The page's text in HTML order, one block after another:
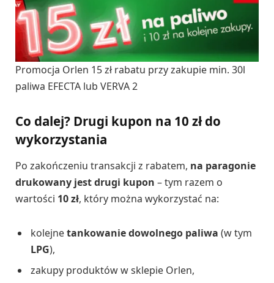
Promocja Orlen 15 zł rabatu przy zakupie min. 30l
paliwa EFECTA lub VERVA 2
Co dalej? Drugi kupon na 10 zł do
wykorzystania
Po zakończeniu transakcji z rabatem, na paragonie
drukowany jest drugi kupon – tym razem o
wartości 10 zł, który można wykorzystać na:
kolejnetankowanie dowolnego paliwa (w tym
LPG),
zakupy produktów w sklepie Orlen,